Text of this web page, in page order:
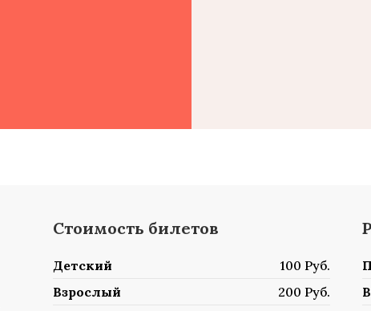
Стоимость билетов
Детский
100 Руб.
Взрослый
200 Руб.